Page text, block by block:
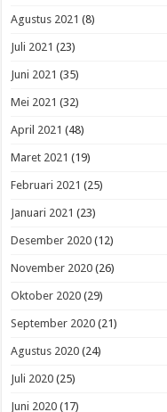
Agustus 2021 (8)
Juli 2021 (23)
Juni 2021 (35)
Mei 2021 (32)
April 2021 (48)
Maret 2021 (19)
Februari 2021 (25)
Januari 2021 (23)
Desember 2020 (12)
November 2020 (26)
Oktober 2020 (29)
September 2020 (21)
Agustus 2020 (24)
Juli 2020 (25)
Juni 2020 (17)